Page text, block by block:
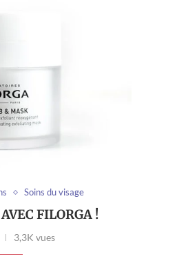
Soins du visage
FILORGA !
3,3K vues